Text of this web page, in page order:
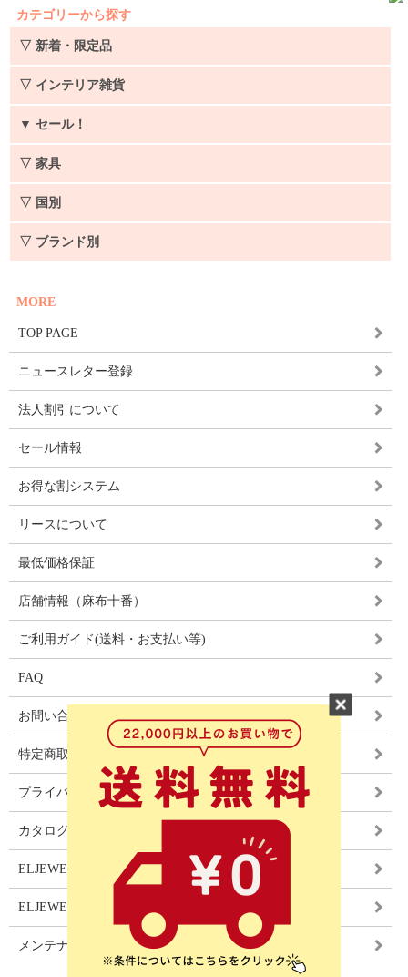
カテゴリーから探す
▽ 新着・限定品
▽ インテリア雑貨
▼ セール！
▽ 家具
▽ 国別
▽ ブランド別
MORE
TOP PAGE
ニュースレター登録
法人割引について
セール情報
お得な割システム
リースについて
最低価格保証
店舗情報（麻布十番）
ご利用ガイド(送料・お支払い等)
FAQ
お問い合わせ
特定商取引法に基づく表記
プライバシーポリシー
カタログ
ELJEWEL LIGHITNG
ELJEWEL カーテン
メンテナンス